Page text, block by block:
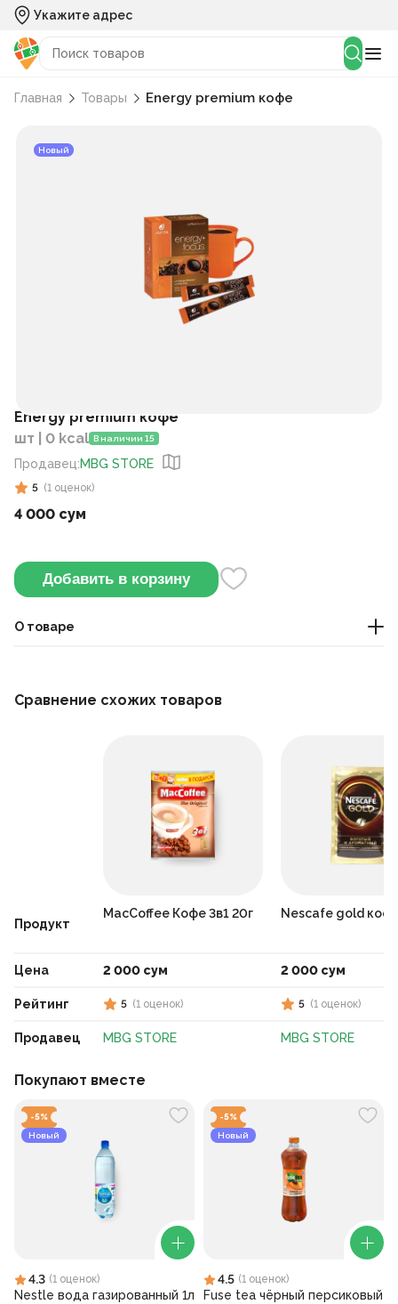
Укажите адрес
Главная Товары Energy premium кофе
Новый
Energy premium кофе
шт | 0 kcal В наличии 15
Продавец:MBG STORE
5 (1 оценок)
4 000 сум
Добавить в корзину
О товаре
Сравнение схожих товаров
Продукт
Цена
Рейтинг
Продавец
MacCoffee Кофе 3в1 20г
2 000 сум
5 (1 оценок)
MBG STORE
Nescafe gold
2 000 сум
5 (1 оценок)
MBG STORE
Покупают вместе
-5%
Новый
4.3 (1 оценок)
Nestle вода газированный 1л
-5%
Новый
4.5 (1 оценок)
Fuse tea чёрный персиковый